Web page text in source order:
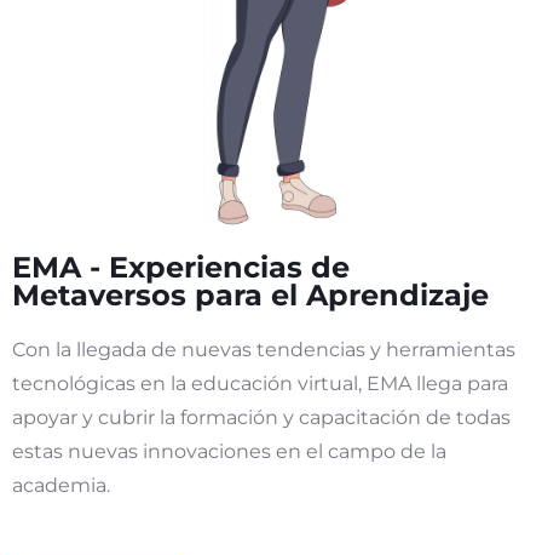
EMA - Experiencias de
Metaversos para el Aprendizaje
Con la llegada de nuevas tendencias y herramientas
tecnológicas en la educación virtual, EMA llega para
apoyar y cubrir la formación y capacitación de todas
estas nuevas innovaciones en el campo de la
academia.